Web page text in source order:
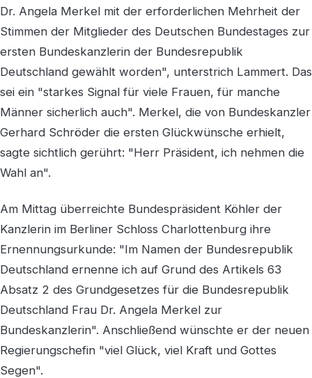
Dr. Angela Merkel mit der erforderlichen Mehrheit der
Stimmen der Mitglieder des Deutschen Bundestages zur
ersten Bundeskanzlerin der Bundesrepublik
Deutschland gewählt worden", unterstrich Lammert. Das
sei ein "starkes Signal für viele Frauen, für manche
Männer sicherlich auch". Merkel, die von Bundeskanzler
Gerhard Schröder die ersten Glückwünsche erhielt,
sagte sichtlich gerührt: "Herr Präsident, ich nehmen die
Wahl an".
Am Mittag überreichte Bundespräsident Köhler der
Kanzlerin im Berliner Schloss Charlottenburg ihre
Ernennungsurkunde: "Im Namen der Bundesrepublik
Deutschland ernenne ich auf Grund des Artikels 63
Absatz 2 des Grundgesetzes für die Bundesrepublik
Deutschland Frau Dr. Angela Merkel zur
Bundeskanzlerin". Anschließend wünschte er der neuen
Regierungschefin "viel Glück, viel Kraft und Gottes
Segen".